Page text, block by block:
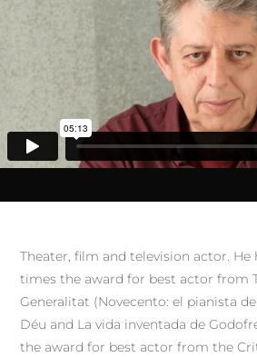
Theater, film and television actor. He
times the award for best actor from
Generalitat (Novecento: el pianista de
Déu and La vida inventada de
the award for best actor from the